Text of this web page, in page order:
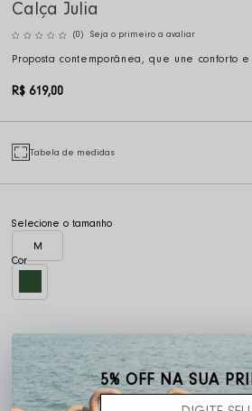
Calça Julia
(0) Seja o primeiro a avaliar
Proposta contemporânea, que une conforto e
R$ 619,00
Tabela de medidas
M
Frete grátis acima de R$ 400,00
5% OFF NA SUA